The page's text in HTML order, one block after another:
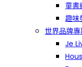
童書
趣味
世界品牌
Je